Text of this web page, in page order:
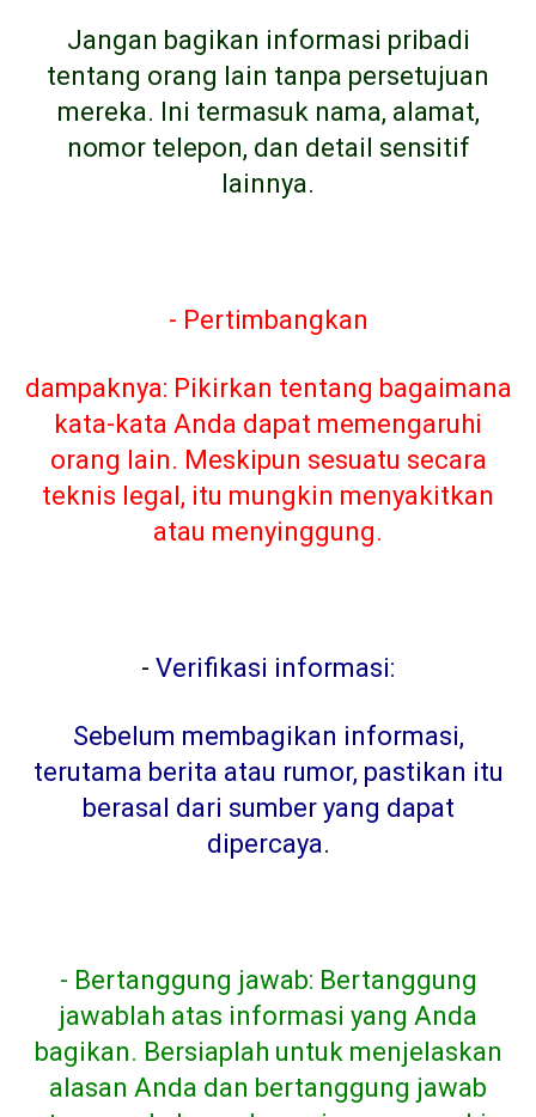
Jangan bagikan informasi pribadi
tentang orang lain tanpa persetujuan
mereka. Ini termasuk nama, alamat,
nomor telepon, dan detail sensitif
lainnya.
- Pertimbangkan
dampaknya: Pikirkan tentang bagaimana
kata-kata Anda dapat memengaruhi
orang lain. Meskipun sesuatu secara
teknis legal, itu mungkin menyakitkan
atau menyinggung.
- Verifikasi informasi:
Sebelum membagikan informasi,
terutama berita atau rumor, pastikan itu
berasal dari sumber yang dapat
dipercaya.
- Bertanggung jawab: Bertanggung
jawablah atas informasi yang Anda
bagikan. Bersiaplah untuk menjelaskan
alasan Anda dan bertanggung jawab